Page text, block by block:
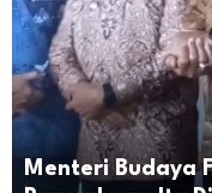
Menteri Budaya